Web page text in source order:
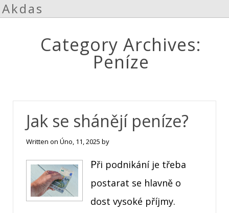
Akdas
Category Archives:
Peníze
Jak se shánějí peníze?
Written on Úno, 11, 2025 by
Při podnikání je třeba
postarat se hlavně o
dost vysoké příjmy.